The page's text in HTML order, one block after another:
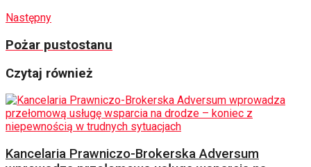
Następny
Pożar pustostanu
Czytaj również
Kancelaria Prawniczo-Brokerska Adversum